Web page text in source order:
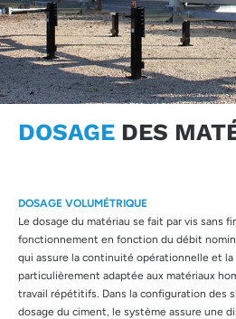
DOSAGE DES
DOSAGE VOLUMÉTRIQUE
Le dosage du matériau se fait par vis sans
fonctionnement en fonction du débit
qui assure la continuité opérationnelle et
particulièrement adaptée aux matériaux
travail répétitifs. Dans la configuration des
dosage du ciment, le système assure une